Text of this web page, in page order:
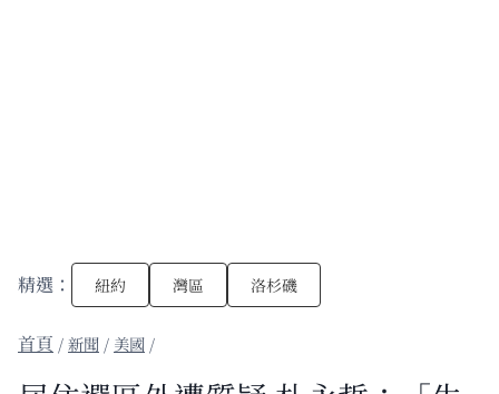
精選： 紐約 灣區 洛杉磯
/新聞 / 美國 /